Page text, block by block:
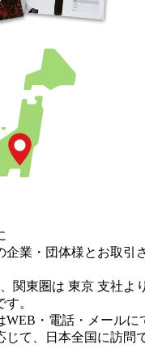
企業・団体様とお取引
関東圏は 東京 支社よ
。
WEB・電話・メールに
じて、日本全国に訪問